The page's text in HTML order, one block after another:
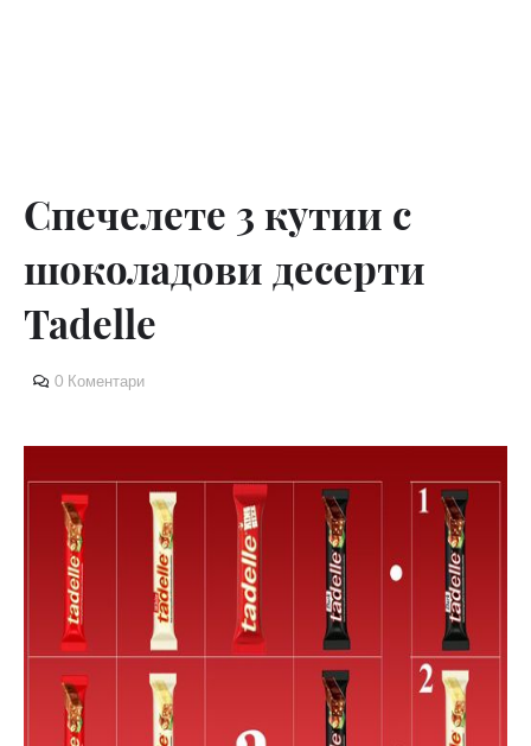
Спечелете 3 кутии с
шоколадови десерти
Tadelle
0 Коментари